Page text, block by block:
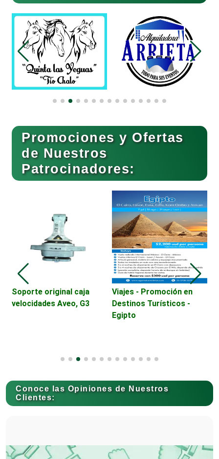
Belleza
Bordados y Estampados
Boutiques
Cafeterías
Cámaras de Comercio
Camiones para Fletes
Cancelería de Aluminio
Carnicerías
Promociones y Ofertas
de Nuestros
Patrocinadores:
Soporte original caja
velocidades Aveo, G3
Viajes - Promoción en
Destinos Turísticos -
Egipto
Conoce las Opiniones de Nuestros
Clientes: